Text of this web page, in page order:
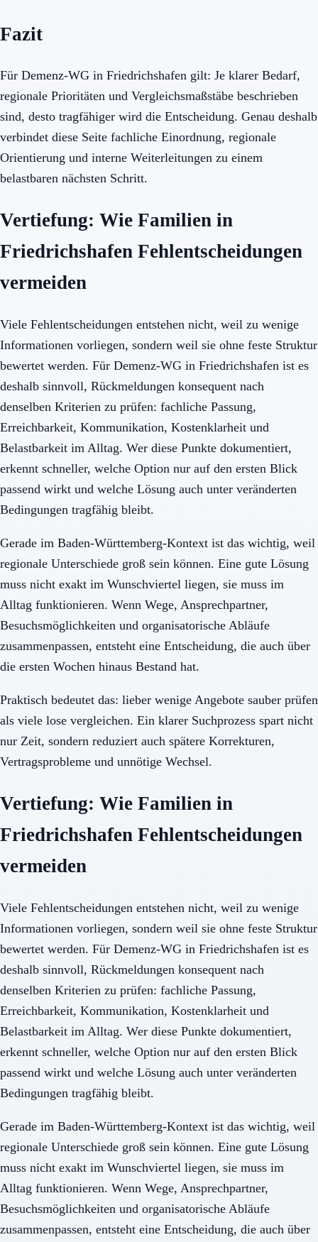
Fazit
Für Demenz-WG in Friedrichshafen gilt: Je klarer Bedarf,
regionale Prioritäten und Vergleichsmaßstäbe beschrieben
sind, desto tragfähiger wird die Entscheidung. Genau deshalb
verbindet diese Seite fachliche Einordnung, regionale
Orientierung und interne Weiterleitungen zu einem
belastbaren nächsten Schritt.
Vertiefung: Wie Familien in
Friedrichshafen Fehlentscheidungen
vermeiden
Viele Fehlentscheidungen entstehen nicht, weil zu wenige
Informationen vorliegen, sondern weil sie ohne feste Struktur
bewertet werden. Für Demenz-WG in Friedrichshafen ist es
deshalb sinnvoll, Rückmeldungen konsequent nach
denselben Kriterien zu prüfen: fachliche Passung,
Erreichbarkeit, Kommunikation, Kostenklarheit und
Belastbarkeit im Alltag. Wer diese Punkte dokumentiert,
erkennt schneller, welche Option nur auf den ersten Blick
passend wirkt und welche Lösung auch unter veränderten
Bedingungen tragfähig bleibt.
Gerade im Baden-Württemberg-Kontext ist das wichtig, weil
regionale Unterschiede groß sein können. Eine gute Lösung
muss nicht exakt im Wunschviertel liegen, sie muss im
Alltag funktionieren. Wenn Wege, Ansprechpartner,
Besuchsmöglichkeiten und organisatorische Abläufe
zusammenpassen, entsteht eine Entscheidung, die auch über
die ersten Wochen hinaus Bestand hat.
Praktisch bedeutet das: lieber wenige Angebote sauber prüfen
als viele lose vergleichen. Ein klarer Suchprozess spart nicht
nur Zeit, sondern reduziert auch spätere Korrekturen,
Vertragsprobleme und unnötige Wechsel.
Vertiefung: Wie Familien in
Friedrichshafen Fehlentscheidungen
vermeiden
Viele Fehlentscheidungen entstehen nicht, weil zu wenige
Informationen vorliegen, sondern weil sie ohne feste Struktur
bewertet werden. Für Demenz-WG in Friedrichshafen ist es
deshalb sinnvoll, Rückmeldungen konsequent nach
denselben Kriterien zu prüfen: fachliche Passung,
Erreichbarkeit, Kommunikation, Kostenklarheit und
Belastbarkeit im Alltag. Wer diese Punkte dokumentiert,
erkennt schneller, welche Option nur auf den ersten Blick
passend wirkt und welche Lösung auch unter veränderten
Bedingungen tragfähig bleibt.
Gerade im Baden-Württemberg-Kontext ist das wichtig, weil
regionale Unterschiede groß sein können. Eine gute Lösung
muss nicht exakt im Wunschviertel liegen, sie muss im
Alltag funktionieren. Wenn Wege, Ansprechpartner,
Besuchsmöglichkeiten und organisatorische Abläufe
zusammenpassen, entsteht eine Entscheidung, die auch über